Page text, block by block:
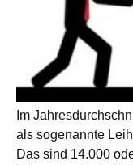
Im
als sogenannte
Das sind 14.000